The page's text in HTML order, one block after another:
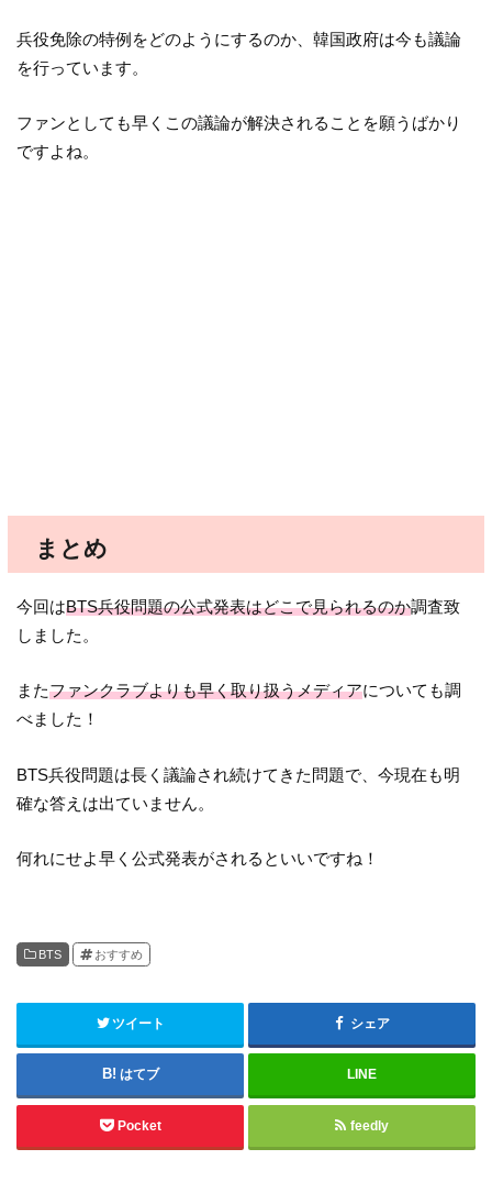
兵役免除の特例をどのようにするのか、韓国政府は今も議論
を行っています。
ファンとしても早くこの議論が解決されることを願うばかり
ですよね。
まとめ
今回はBTS兵役問題の公式発表はどこで見られるのか調査致
しました。
またファンクラブよりも早く取り扱うメディアについても調
べました！
BTS兵役問題は長く議論され続けてきた問題で、今現在も明
確な答えは出ていません。
何れにせよ早く公式発表がされるといいですね！
BTS おすすめ
ツイート シェア
はてブ LINE
Pocket feedly